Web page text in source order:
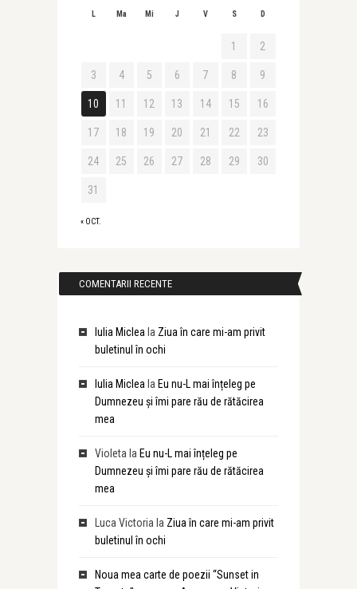
L Ma Mi J V S D
« OCT.
1 2
3 4 5 6 7 8 9
10 11 12 13 14 15 16
17 18 19 20 21 22 23
24 25 26 27 28 29 30
31
COMENTARII RECENTE
Iulia Miclea la Ziua în care mi-am privit
buletinul în ochi
Iulia Miclea la Eu nu-L mai înțeleg pe
Dumnezeu și îmi pare rău de rătăcirea
mea
Violeta la Eu nu-L mai înțeleg pe
Dumnezeu și îmi pare rău de rătăcirea
mea
Luca Victoria la Ziua în care mi-am privit
buletinul în ochi
Noua mea carte de poezii “Sunset in